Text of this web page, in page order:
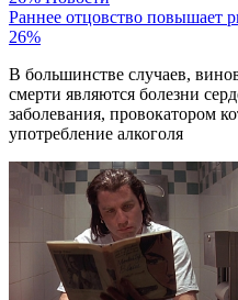
Раннее отцовство повышает
26%
В большинстве случаев,
смерти являются болезни
заболевания, провокатором
употребление алкоголя